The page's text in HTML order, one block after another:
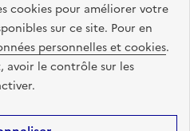
cookies pour améliorer votre
sur ce site. Pour en
personnelles et cookies.
avoir le contrôle sur les
96% Legal Notice